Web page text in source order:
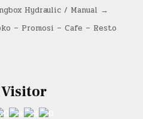
Hydraulic / Manual →
– Promosi – Cafe – Resto